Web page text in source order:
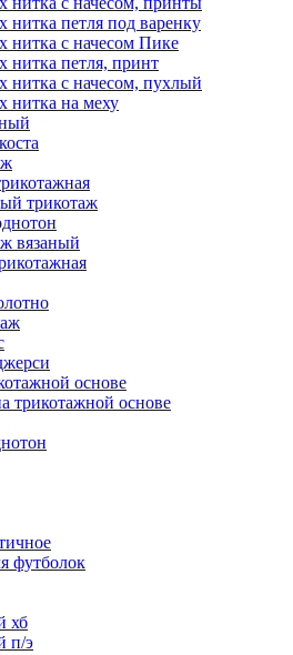
нитка петля под варенку
нитка с начесом Пике
нитка петля, принт
нитка с начесом, пухлый
нитка на меху
трикотаж
вязаный
основе
трикотажной основе
футболок
хб
п/э